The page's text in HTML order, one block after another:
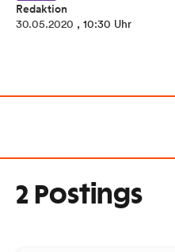
Redaktion
30.05.2020 , 10:30 Uhr
2 Postings